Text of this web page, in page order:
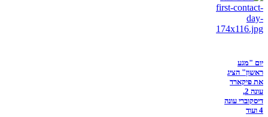
יום "מגע
ראשון" הציג
את פיקארד
עונה 2,
דיסקוברי עונה
4 ועוד